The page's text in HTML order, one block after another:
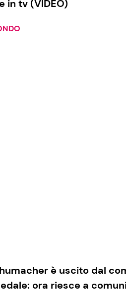
in tv (VIDEO)
è uscito dal
ora riesce a